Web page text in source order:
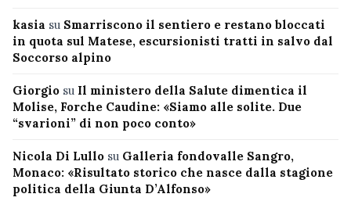
kasia su Smarriscono il sentiero e restano bloccati
in quota sul Matese, escursionisti tratti in salvo dal
Soccorso alpino
Giorgio su Il ministero della Salute dimentica il
Molise, Forche Caudine: «Siamo alle solite. Due
“svarioni” di non poco conto»
Nicola Di Lullo su Galleria fondovalle Sangro,
Monaco: «Risultato storico che nasce dalla stagione
politica della Giunta D’Alfonso»